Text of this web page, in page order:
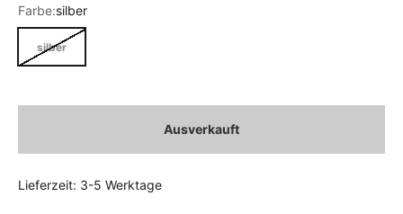
Farbe:silber
silber
Ausverkauft
Lieferzeit: 3-5 Werktage